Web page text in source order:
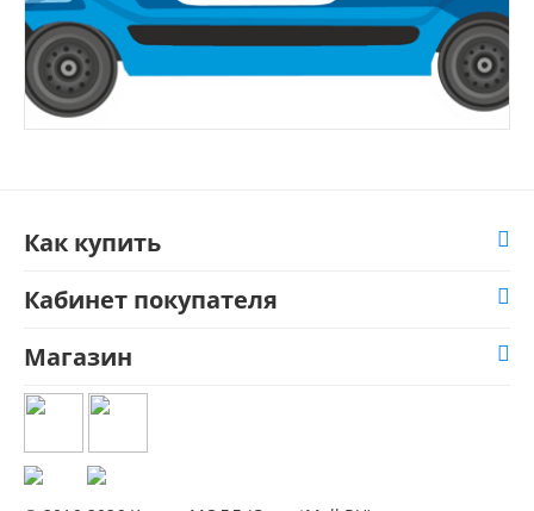
Как купить
Кабинет покупателя
Магазин